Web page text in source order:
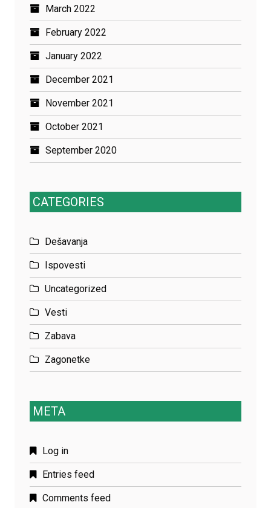
March 2022
February 2022
January 2022
December 2021
November 2021
October 2021
September 2020
CATEGORIES
Dešavanja
Ispovesti
Uncategorized
Vesti
Zabava
Zagonetke
META
Log in
Entries feed
Comments feed